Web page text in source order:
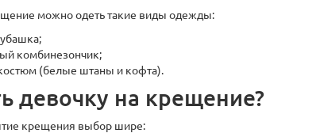
можно одеть такие виды одежды:
комбинезончик;
(белые штаны и кофта).
девочку на крещение?
крещения выбор шире: